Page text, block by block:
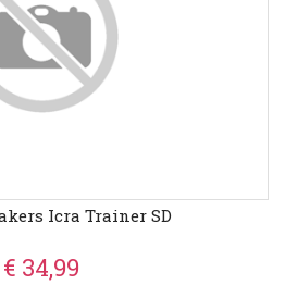
Icra Trainer SD
€ 34,99